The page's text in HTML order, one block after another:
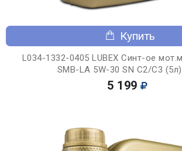
Купить
L034-1332-0405 LUBEX Синт-ое
SMB-LA 5W-30 SN C2/C3
5 199